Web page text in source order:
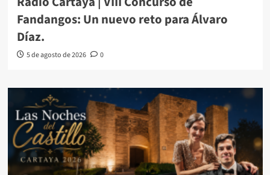
Fandangos: Un nuevo reto para Álvaro
Díaz.
5 de agosto de 2026 0